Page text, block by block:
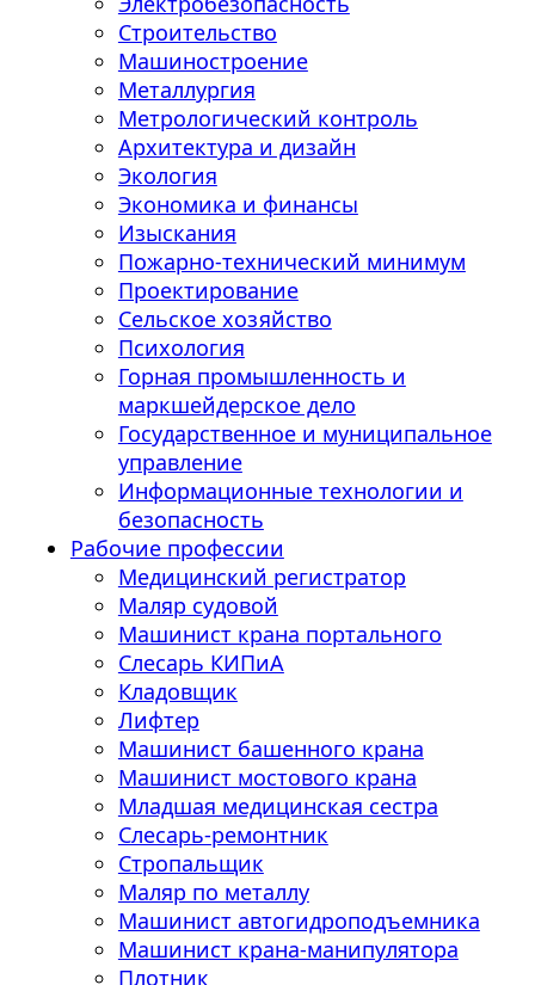
Строительство
Машиностроение
Металлургия
Метрологический контроль
Архитектура и дизайн
Экология
Экономика и финансы
Изыскания
Пожарно-технический минимум
Проектирование
Сельское хозяйство
Психология
Горная промышленность и
маркшейдерское дело
Государственное и муниципальное
управление
Информационные технологии и
безопасность
Рабочие профессии
Медицинский регистратор
Маляр судовой
Машинист крана портального
Слесарь КИПиА
Кладовщик
Лифтер
Машинист башенного крана
Машинист мостового крана
Младшая медицинская сестра
Слесарь-ремонтник
Стропальщик
Маляр по металлу
Машинист автогидроподъемника
Машинист крана-манипулятора
Плотник